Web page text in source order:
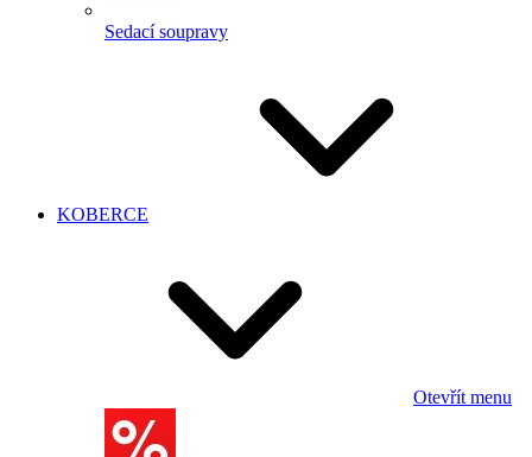
Sedací soupravy
KOBERCE
Otevřít menu